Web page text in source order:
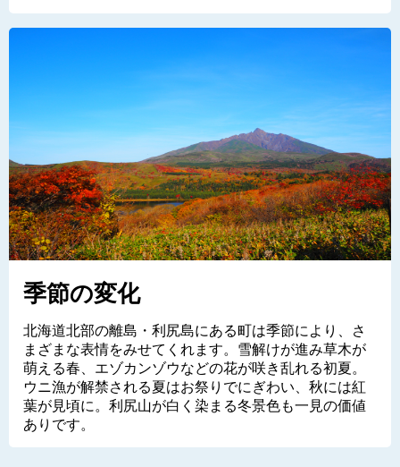
季節の変化
北海道北部の離島・利尻島にある町は季節により、さ
まざまな表情をみせてくれます。雪解けが進み草木が
萌える春、エゾカンゾウなどの花が咲き乱れる初夏。
ウニ漁が解禁される夏はお祭りでにぎわい、秋には紅
葉が見頃に。利尻山が白く染まる冬景色も一見の価値
ありです。